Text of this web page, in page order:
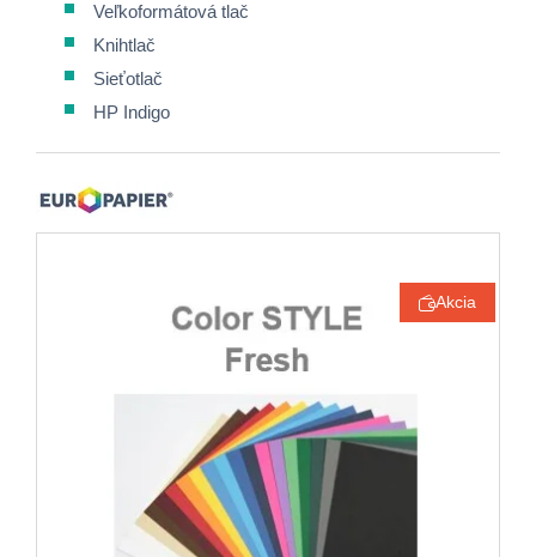
Veľkoformátová tlač
Knihtlač
Sieťotlač
HP Indigo
Akcia